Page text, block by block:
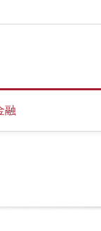
融